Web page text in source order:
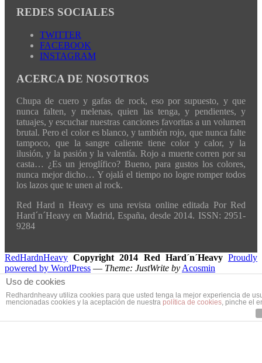
REDES SOCIALES
TWITTER
FACEBOOK
INSTAGRAM
ACERCA DE NOSOTROS
Chupa de cuero y gafas de rock, eso por supuesto, y que
nunca falten, y melenas, quien las tenga, y pendientes, y
tatuajes, y escuchar nuestras canciones favoritas a un volumen
brutal. Pero el color es blanco, y también rojo, que nunca falte
tampoco, que la sangre caliente tiene color y calor, y la
ilusión, y la pasión y la valentía. Rojo a muerte corren por su
casta… ¿Es un jeroglífico? Bueno, para gustos los colores,
nunca mejor dicho… Y ojalá el tiempo no logre romper todos
los lazos que te unen al rock.
Red Hard n Heavy es una revista online editada Por Red
Hard´n´Heavy en Madrid, España, desde 2014. ISSN: 2951-
9284
RedHardnHeavy Copyright 2014 Red Hard´n´Heavy Proudly
powered by WordPress — Theme: JustWrite by Acosmin
Uso de cookies
Redhardnheavy utiliza cookies para que usted tenga la mejor experiencia de
mencionadas cookies y la aceptación de nuestra política de cookies, pinche el